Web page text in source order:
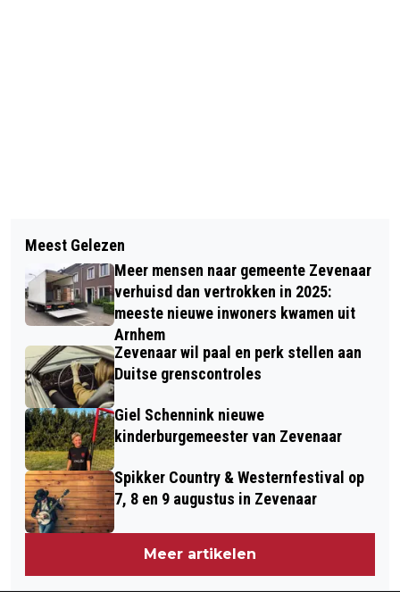
ZEVENAAR (BOEMELBURCHT) MAAKT
ZICH OP VOOR VIER DAGEN
CARNAVAL
AFSLUITING FIETSPAD
LATHUMSEDIJK ONDER
IJSSELBRUGGEN VANAF 24 FEBRUARI
Meest Gelezen
Meer mensen naar gemeente Zevenaar
verhuisd dan vertrokken in 2025:
meeste nieuwe inwoners kwamen uit
Arnhem
Zevenaar wil paal en perk stellen aan
Duitse grenscontroles
Giel Schennink nieuwe
kinderburgemeester van Zevenaar
Spikker Country & Westernfestival op
7, 8 en 9 augustus in Zevenaar
Meer artikelen